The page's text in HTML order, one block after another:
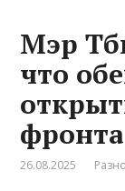
Мэр
что
26.08.2025